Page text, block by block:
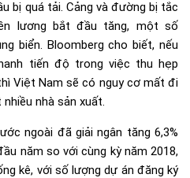
bị quá tải. Cảng và đường bị tắc
lương bắt đầu tăng, một số
biển. Bloomberg cho biết, nếu
tiến độ trong việc thu hẹp
Việt Nam sẽ có nguy cơ mất đi
nhà sản xuất.
ngoài đã giải ngân tăng 6,3%
năm so với cùng kỳ năm 2018,
kê, với số lượng dự án đăng ký